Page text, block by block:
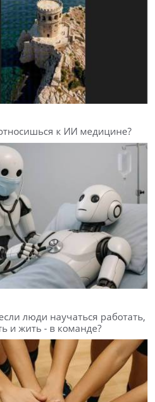
к ИИ медицине?
люди научаться работать,
и жить - в команде?